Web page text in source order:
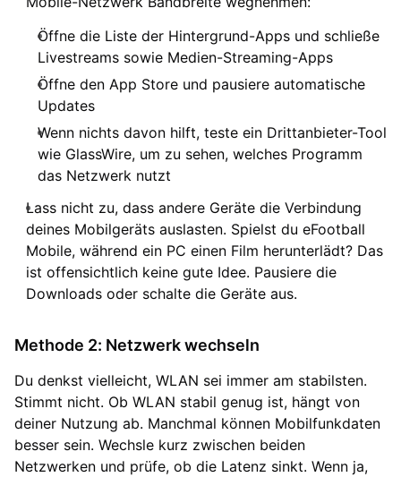
Öffne die Liste der Hintergrund-Apps und schließe
Livestreams sowie Medien-Streaming-Apps
Öffne den App Store und pausiere automatische
Updates
Wenn nichts davon hilft, teste ein Drittanbieter-Tool
wie GlassWire, um zu sehen, welches Programm
das Netzwerk nutzt
Lass nicht zu, dass andere Geräte die Verbindung
deines Mobilgeräts auslasten. Spielst du eFootball
Mobile, während ein PC einen Film herunterlädt? Das
ist offensichtlich keine gute Idee. Pausiere die
Downloads oder schalte die Geräte aus.
Methode 2: Netzwerk wechseln
Du denkst vielleicht, WLAN sei immer am stabilsten.
Stimmt nicht. Ob WLAN stabil genug ist, hängt von
deiner Nutzung ab. Manchmal können Mobilfunkdaten
besser sein. Wechsle kurz zwischen beiden
Netzwerken und prüfe, ob die Latenz sinkt. Wenn ja,